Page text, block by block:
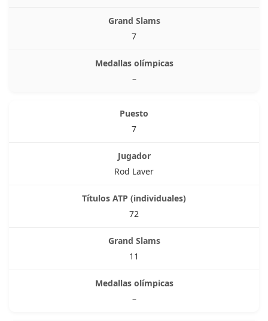
7
–
7
Rod Laver
72
11
–